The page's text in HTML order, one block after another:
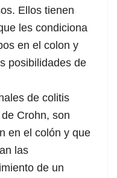
Ellos tienen
les condiciona
en el colon y
posibilidades de
de colitis
Crohn, son
en el colón y que
las
de un